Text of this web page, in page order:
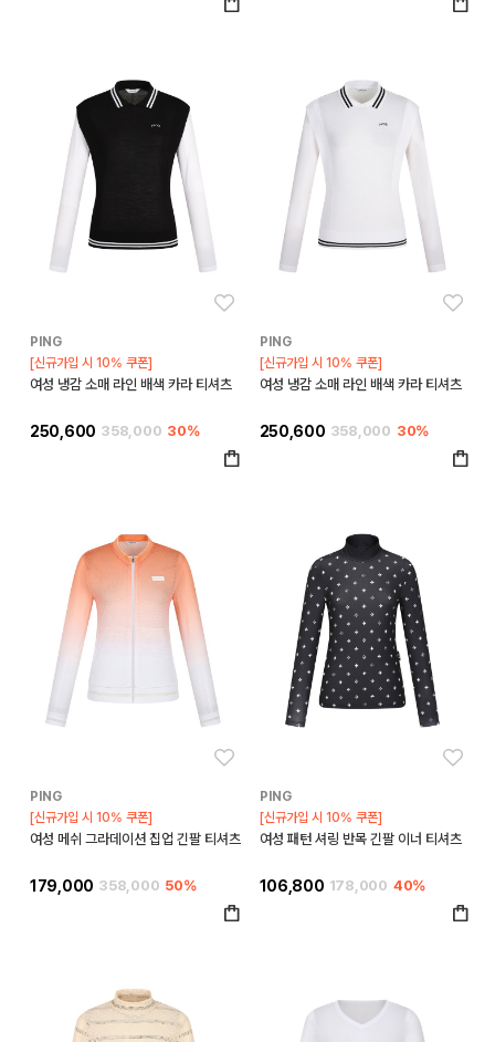
PING
[신규가입 시 10% 쿠폰]
여성 냉감 소매 라인 배색 카라 티셔츠
250,600 358,000 30%
PING
[신규가입 시 10% 쿠폰]
여성 냉감 소매 라인 배색 카라 티셔츠
250,600 358,000 30%
PING
[신규가입 시 10% 쿠폰]
여성 메쉬 그라데이션 집업 긴팔 티셔츠
179,000 358,000 50%
PING
[신규가입 시 10% 쿠폰]
여성 패턴 셔링 반목 긴팔 이너 티셔츠
106,800 178,000 40%